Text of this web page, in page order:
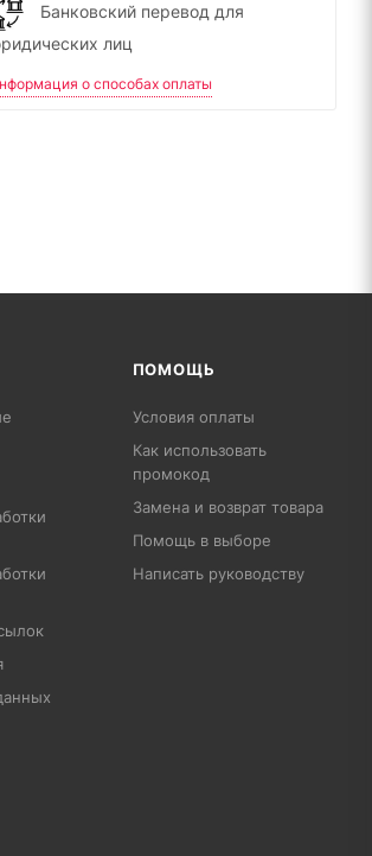
Банковский перевод для
лиц
о способах оплаты
ПОМОЩЬ
Условия оплаты
Как использовать
промокод
Замена и возврат товара
Помощь в выборе
Написать руководству